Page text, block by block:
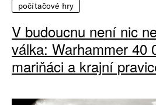
počítačové hry
V budoucnu není nic
válka: Warhammer 40
mariňáci a krajní